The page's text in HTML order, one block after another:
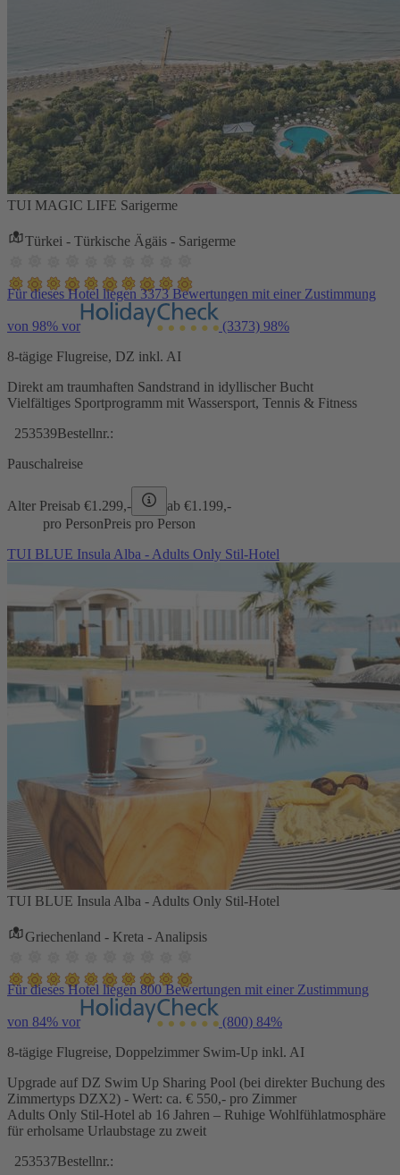
TUI MAGIC LIFE Sarigerme
Türkei - Türkische Ägäis - Sarigerme
Für dieses Hotel liegen 3373 Bewertungen mit einer Zustimmung
von 98% vor (3373) 98%
8-tägige Flugreise, DZ inkl. AI
Direkt am traumhaften Sandstrand in idyllischer Bucht
Vielfältiges Sportprogramm mit Wassersport, Tennis & Fitness
253539Bestellnr.:
Pauschalreise
Alter Preisab €1.299,- ab €1.199,-
pro PersonPreis pro Person
TUI BLUE Insula Alba - Adults Only Stil-Hotel
TUI BLUE Insula Alba - Adults Only Stil-Hotel
Griechenland - Kreta - Analipsis
Für dieses Hotel liegen 800 Bewertungen mit einer Zustimmung
von 84% vor (800) 84%
8-tägige Flugreise, Doppelzimmer Swim-Up inkl. AI
Upgrade auf DZ Swim Up Sharing Pool (bei direkter Buchung des
Zimmertyps DZX2) - Wert: ca. € 550,- pro Zimmer
Adults Only Stil-Hotel ab 16 Jahren – Ruhige Wohlfühlatmosphäre
für erholsame Urlaubstage zu zweit
253537Bestellnr.: